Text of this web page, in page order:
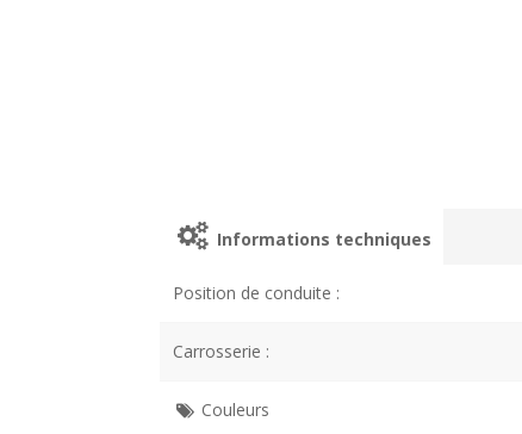
Informations techniques
Position de conduite :
Carrosserie :
Couleurs